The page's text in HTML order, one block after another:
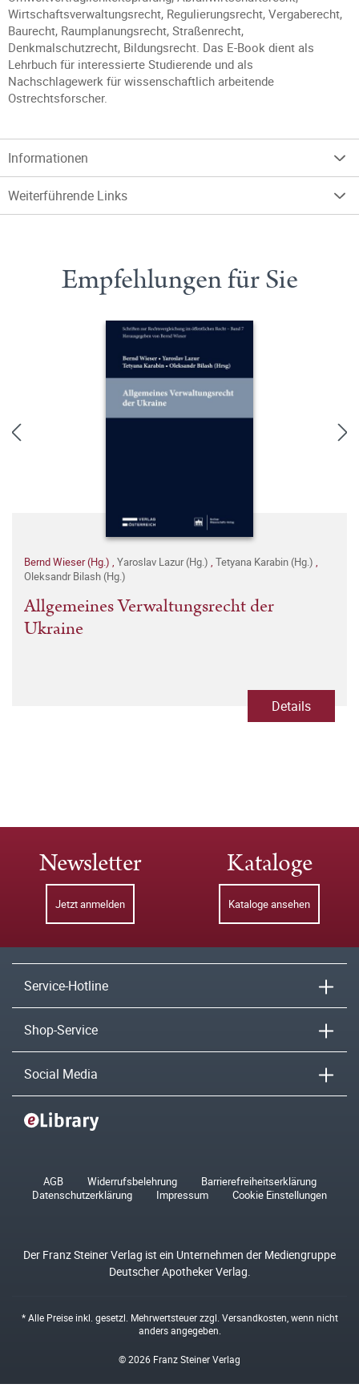
Wirtschaftsverwaltungsrecht, Regulierungsrecht, Vergaberecht,
Baurecht, Raumplanungsrecht, Straßenrecht,
Denkmalschutzrecht, Bildungsrecht. Das E-Book dient als
Lehrbuch für interessierte Studierende und als
Nachschlagewerk für wissenschaftlich arbeitende
Ostrechtsforscher.
Informationen
Weiterführende Links
Empfehlungen für Sie
Bernd Wieser (Hg.) , Yaroslav Lazur (Hg.) , Tetyana Karabin (Hg.) ,
Oleksandr Bilash (Hg.)
Allgemeines Verwaltungsrecht der
Ukraine
Details
Newsletter
Jetzt anmelden
Kataloge
Kataloge ansehen
Service-Hotline
Shop-Service
Social Media
AGB Widerrufsbelehrung
Barrierefreiheitserklärung
Datenschutzerklärung
Impressum Cookie Einstellungen
Der Franz Steiner Verlag ist ein Unternehmen der Mediengruppe
Deutscher Apotheker Verlag.
* Alle Preise inkl. gesetzl. Mehrwertsteuer zzgl. Versandkosten , wenn nicht
anders angegeben.
© 2026 Franz Steiner Verlag